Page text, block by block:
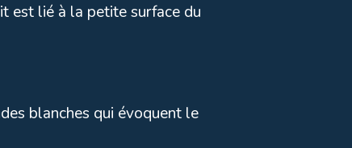
est lié à la petite surface du
blanches qui évoquent le